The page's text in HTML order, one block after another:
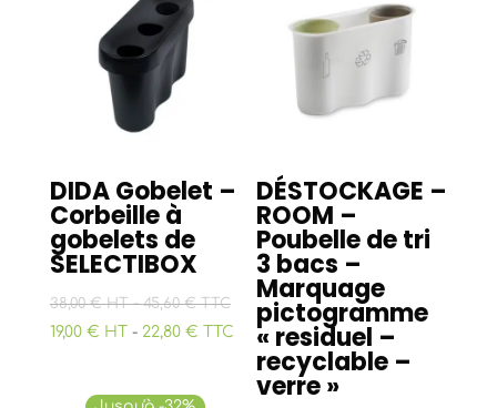
DIDA Gobelet –
Corbeille à
gobelets de
SELECTIBOX
38,00 € HT-45,60 € TTC
19,00 € HT- 22,80 € TTC
DÉSTOCKAGE –
ROOM –
Poubelle de tri
3 bacs –
Marquage
pictogramme
« residuel –
recyclable –
verre »